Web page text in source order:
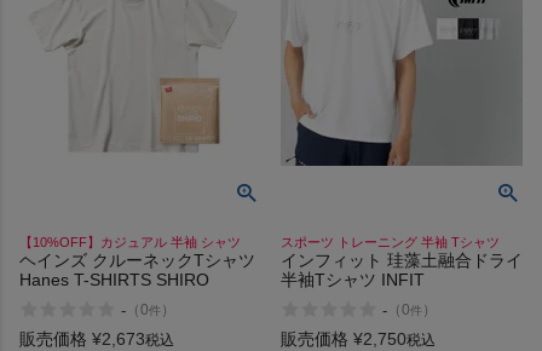
【10%OFF】カジュアル 半袖 シャツ
ヘインズ クルーネックTシャツ
Hanes T-SHIRTS SHIRO
- （0件 ）
販売価格 ¥2,673税込
スポーツ トレーニング 半袖 Tシャツ
インフィット 珪藻土融合ドライ
半袖Tシャツ INFIT
- （0件 ）
販売価格 ¥2,750税込